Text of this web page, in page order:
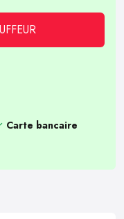
Carte bancaire